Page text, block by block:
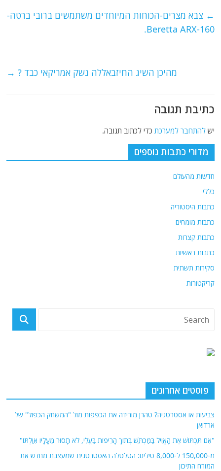
s
A
g
ra
l
er
e
k
← צבא מצרים-הכוחות המיוחדים משתמשים ברובי ברטה-
Beretta ARX-160.
מהיכן השיג החיזבאללה נשק אמריקאי כבד ? →
כתיבת תגובה
ישלהתחבר למערכת כדי לכתוב תגובה.
מדורי כתבות נוספים
חדשות מהעולם
כללי
כתבות היסטוריה
כתבות מומחים
כתבות קצרות
כתבות ראשיות
סקירות תשתית
קריקטורות
פוסטים אחרונים
צביעות או אסטרטגיה? טהרן מורידה את הכפפות מול "המשחק הכפול" של
ארדואן
"אִם תִּכְתּוֹשׁ אֶת הָאֱוִיל בַּמַּכְתֵּשׁ בְּתוֹךְ הָרִיפוֹת בַּעֱלִי, לֹא תָסוּר מֵעָלָיו אִוַּלְתּוֹ"
מ-150,000 ל-8,000 טילים: הטלטלה האסטרטגית שמעצבת מחדש את
המזרח התיכון